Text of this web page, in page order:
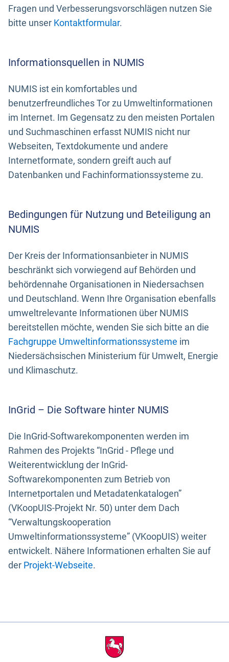
Fragen und Verbesserungsvorschlägen nutzen Sie
bitte unser Kontaktformular.
Informationsquellen in NUMIS
NUMIS ist ein komfortables und
benutzerfreundliches Tor zu Umweltinformationen
im Internet. Im Gegensatz zu den meisten Portalen
und Suchmaschinen erfasst NUMIS nicht nur
Webseiten, Textdokumente und andere
Internetformate, sondern greift auch auf
Datenbanken und Fachinformationssysteme zu.
Bedingungen für Nutzung und Beteiligung an
NUMIS
Der Kreis der Informationsanbieter in NUMIS
beschränkt sich vorwiegend auf Behörden und
behördennahe Organisationen in Niedersachsen
und Deutschland. Wenn Ihre Organisation ebenfalls
umweltrelevante Informationen über NUMIS
bereitstellen möchte, wenden Sie sich bitte an die
Fachgruppe Umweltinformationssysteme im
Niedersächsischen Ministerium für Umwelt, Energie
und Klimaschutz.
InGrid – Die Software hinter NUMIS
Die InGrid-Softwarekomponenten werden im
Rahmen des Projekts “InGrid - Pflege und
Weiterentwicklung der InGrid-
Softwarekomponenten zum Betrieb von
Internetportalen und Metadatenkatalogen”
(VKoopUIS-Projekt Nr. 50) unter dem Dach
“Verwaltungskooperation
Umweltinformationssysteme” (VKoopUIS) weiter
entwickelt. Nähere Informationen erhalten Sie auf
der Projekt-Webseite.